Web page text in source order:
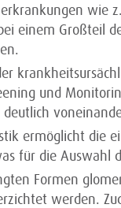
wie
einem Großteil
und
ermöglicht die
für die Auswahl
Formen
werden.